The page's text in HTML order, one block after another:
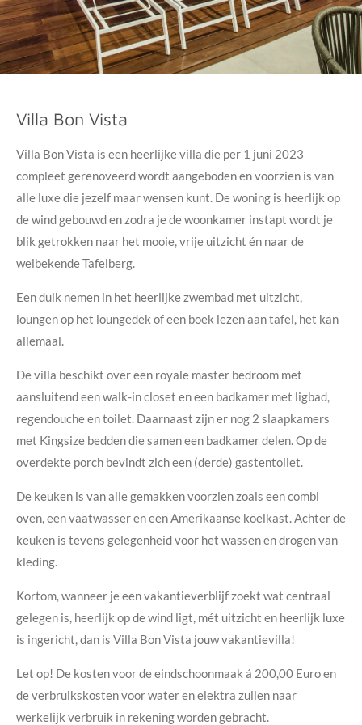
Villa Bon Vista
Villa Bon Vista is een heerlijke villa die per 1 juni 2023
compleet gerenoveerd wordt aangeboden en voorzien is van
alle luxe die jezelf maar wensen kunt. De woning is heerlijk op
de wind gebouwd en zodra je de woonkamer instapt wordt je
blik getrokken naar het mooie, vrije uitzicht én naar de
welbekende Tafelberg.
Een duik nemen in het heerlijke zwembad met uitzicht,
loungen op het loungedek of een boek lezen aan tafel, het kan
allemaal.
De villa beschikt over een royale master bedroom met
aansluitend een walk-in closet en een badkamer met ligbad,
regendouche en toilet. Daarnaast zijn er nog 2 slaapkamers
met Kingsize bedden die samen een badkamer delen. Op de
overdekte porch bevindt zich een (derde) gastentoilet.
De keuken is van alle gemakken voorzien zoals een combi
oven, een vaatwasser en een Amerikaanse koelkast. Achter de
keuken is tevens gelegenheid voor het wassen en drogen van
kleding.
Kortom, wanneer je een vakantieverblijf zoekt wat centraal
gelegen is, heerlijk op de wind ligt, mét uitzicht en heerlijk luxe
is ingericht, dan is Villa Bon Vista jouw vakantievilla!
Let op! De kosten voor de eindschoonmaak á 200,00 Euro en
de verbruikskosten voor water en elektra zullen naar
werkelijk verbruik in rekening worden gebracht.